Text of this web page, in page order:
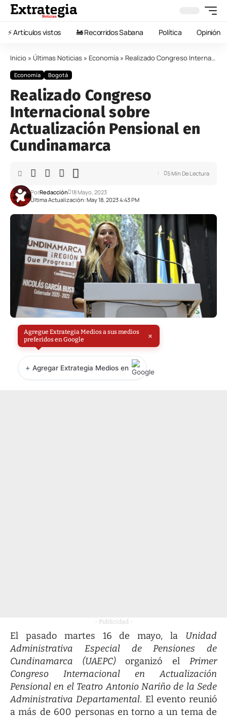
⚡️ Artículos vistos 🚂 Recorridos Sabana Política Opinión
Inicio » Últimas Noticias » Economía » Realizado Congreso Internacional sobre Actualización Pensional en Cundinamarca
Economía Bogotá
Realizado Congreso
Internacional sobre
Actualización Pensional en
Cundinamarca
Última Actualización: May 18, 2023 4:43 PM
PorRedacción 18 Mayo, 2023
5 Min De Lectura
Agregue Extrategia Medios a sus medios
preferidos en Google
×
+ Agregar Extrategia Medios en
- Publicidad -
El pasado martes 16 de mayo, la Unidad
Administrativa Especial de Pensiones de
Cundinamarca (UAEPC)organizó el Primer
Congreso Internacional en Actualización
Pensional en el Teatro Antonio Nariño de la Sede
Administrativa Departamental. El evento reunió
a más de 600 personas en torno a un tema de